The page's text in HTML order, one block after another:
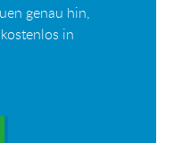
genau hin,
in